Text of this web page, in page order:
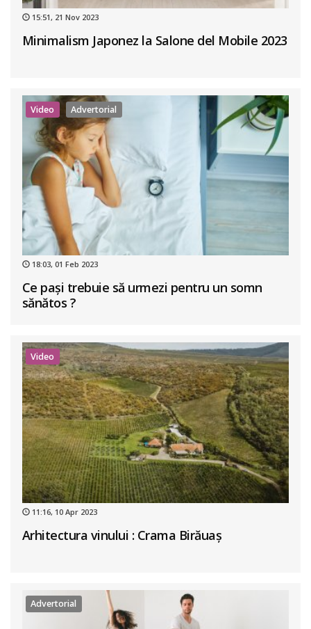
15:51, 21 Nov 2023
Minimalism Japonez la Salone del Mobile 2023
Video Advertorial
18:03, 01 Feb 2023
Ce pași trebuie să urmezi pentru un somn
sănătos ?
Video
11:16, 10 Apr 2023
Arhitectura vinului : Crama Birăuaș
Advertorial